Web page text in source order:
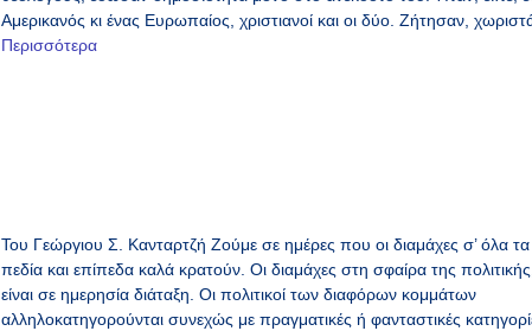
Αμερικανός κι ένας Ευρωπαίος, χριστιανοί και οι δύο. Ζήτησαν,
Περισσότερα
Toυ Γεώργιου Σ. Κανταρτζή Ζούμε σε ημέρες που οι διαμάχες σ’ όλα τα
πεδία και επίπεδα καλά κρατούν. Οι διαμάχες στη σφαίρα της
είναι σε ημερησία διάταξη. Οι πολιτικοί των διαφόρων κομμάτων
αλληλοκατηγορούνται συνεχώς με πραγματικές ή φανταστικές